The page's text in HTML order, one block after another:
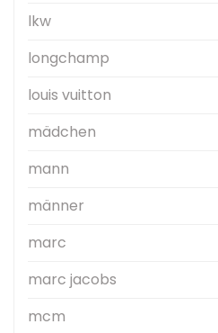
lkw
longchamp
louis vuitton
mädchen
mann
männer
marc
marc jacobs
mcm